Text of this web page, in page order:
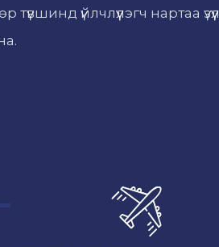
түвшинд үйлчлүүлэгч нартаа